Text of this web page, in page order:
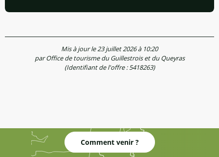
Mis à jour le 23 juillet 2026 à 10:20
par Office de tourisme du Guillestrois et du Queyras
(Identifiant de l'offre :5418263)
Comment venir ?